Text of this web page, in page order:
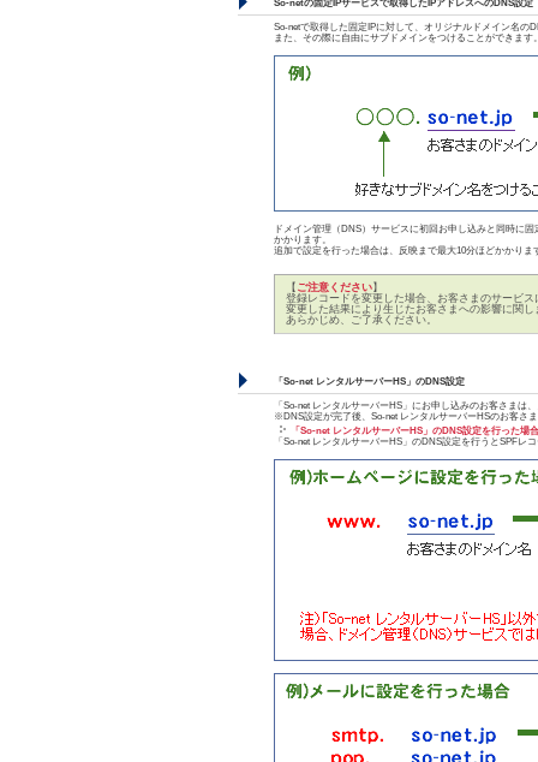
So-netの固定IPサービスで取得したIPアドレスへのDNS設定
So-netで取得した固定IPに対して、オリジナルドメイン名の
また、その際に自由にサブドメインをつけることができます
ドメイン管理（DNS）サービスに初回お申し込みと同時に
かかります。
追加で設定を行った場合は、反映まで最大10分ほどかかりま
【 ご注意ください】
登録レコードを変更した場合、お客さまのサービ
変更した結果により生じたお客さまへの影響に関
あらかじめ、ご了承ください。
「So-net レンタルサーバーHS」のDNS設定
「So-net レンタルサーバーHS」にお申し込みのお客さま
※DNS設定が完了後、So-net レンタルサーバーHSのお客さ
「So-net レンタルサーバーHS」のDNS設定を行った場
「So-net レンタルサーバーHS」のDNS設定を行うとSPF